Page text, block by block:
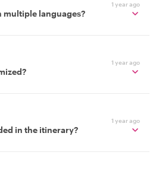
1 year ago
multiple languages?
1 year ago
1 year ago
in the itinerary?